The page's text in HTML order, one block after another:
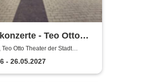
- Teo Otto
der Stadt Remscheid
Teo Otto Theater der Stadt
- 26.05.2027